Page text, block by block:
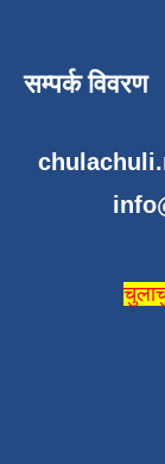
सम्पर्क विवरण